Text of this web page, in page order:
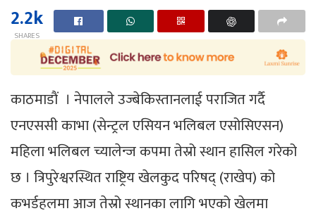
2.2k
SHARES
काठमाडाैं । नेपालले उज्बेकिस्तानलाई पराजित गर्दै
एनएससी काभा (सेन्ट्रल एसियन भलिबल एसोसिएसन)
महिला भलिबल च्यालेन्ज कपमा तेस्रो स्थान हासिल गरेको
छ । त्रिपुरेश्वरस्थित राष्ट्रिय खेलकुद परिषद् (राखेप) को
कभर्डहलमा आज तेस्रो स्थानका लागि भएको खेलमा